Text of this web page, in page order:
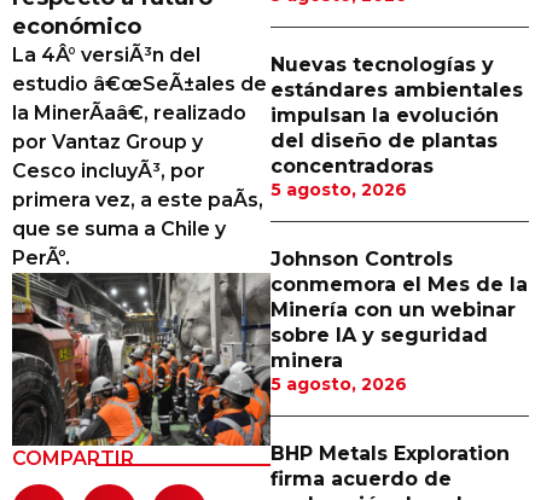
Canal Digital
Columnas de Opinión
Designaciones
Calendario de Eventos
Revistas Digital
Siguenos
económico
La 4Â° versiÃ³n del
estudio â€œSeÃ±ales de
la MinerÃ­aâ€, realizado
por Vantaz Group y
Cesco incluyÃ³, por
primera vez, a este paÃ­s,
que se suma a Chile y
PerÃº.
COMPARTIR
Nuevas tecnologías y
estándares ambientales
impulsan la evolución
del diseño de plantas
concentradoras
5 agosto, 2026
Johnson Controls
conmemora el Mes de la
Minería con un webinar
sobre IA y seguridad
minera
5 agosto, 2026
BHP Metals Exploration
firma acuerdo de